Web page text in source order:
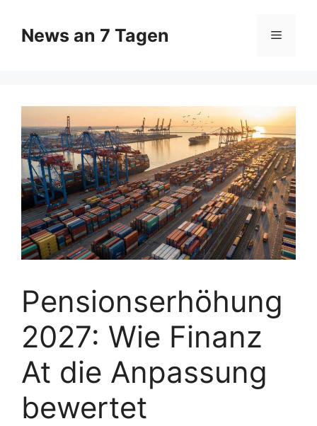
Inhalt
springen
News an 7 Tagen Menü
Pensionserhöhung
2027: Wie Finanz
At die Anpassung
bewertet